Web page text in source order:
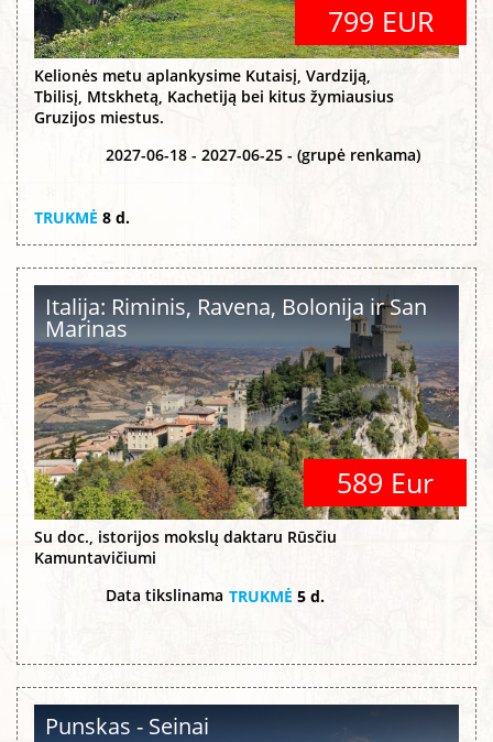
799 EUR
Kelionės metu aplankysime Kutaisį, Vardziją,
Tbilisį, Mtskhetą, Kachetiją bei kitus žymiausius
Gruzijos miestus.
2027-06-18 - 2027-06-25 - (grupė renkama)
TRUKMĖ 8 d.
Italija: Riminis, Ravena, Bolonija ir San
Marinas
589 Eur
Su doc., istorijos mokslų daktaru Rūsčiu
Kamuntavičiumi
Data tikslinama TRUKMĖ 5 d.
Punskas - Seinai